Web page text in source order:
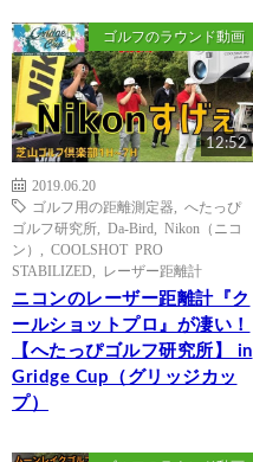
ゴルフのラウンド動画
12:52
2019.06.20
ゴルフ用の距離測定器
へたっぴ
ゴルフ研究所
Da-Bird
Nikon（ニコ
ン）
COOLSHOT PRO
STABILIZED
レーザー距離計
ニコンのレーザー距離計『ク
ールショットプロ』が凄い！
【へたっぴゴルフ研究所】 in
Gridge Cup（グリッジカッ
プ）